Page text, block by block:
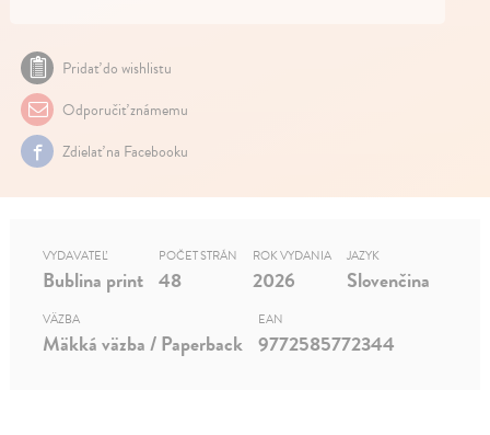
Pridať do wishlistu
Odporučiť známemu
Zdielať na Facebooku
VYDAVATEĽ
Bublina print
POČET STRÁN
48
ROK VYDANIA
2026
JAZYK
Slovenčina
VÄZBA
Mäkká väzba / Paperback
EAN
9772585772344